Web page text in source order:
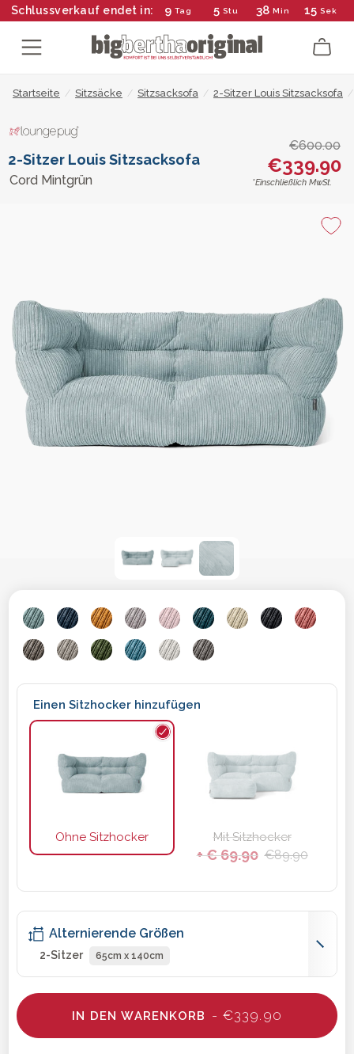
Schlussverkauf endet in: 9 Tag 5 Stu 38 Min 14 Sek
Startseite / Sitzsäcke / Sitzsacksofa / 2-Sitzer Louis Sitzsacksofa /
2-Sitzer Louis Sitzsacksofa
Cord Mintgrün
€600.00
€339.90
*Einschließlich MwSt.
Einen Sitzhocker hinzufügen
Ohne Sitzhocker Mit Sitzhocker
+ € 69.90 €89.90
Alternierende Größen
2-Sitzer 65cm x 140cm
IN DEN WARENKORB - €339.90